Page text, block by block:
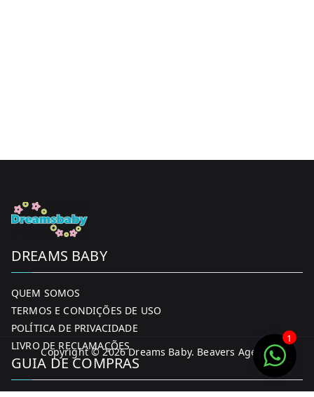
DREAMS BABY
QUEM SOMOS
TERMOS E CONDIÇÕES DE USO
POLÍTICA DE PRIVACIDADE
LIVRO DE RECLAMAÇÕES
GUIA DE COMPRAS
Copyright © 2026Dreams Baby. Beavers Agency
1